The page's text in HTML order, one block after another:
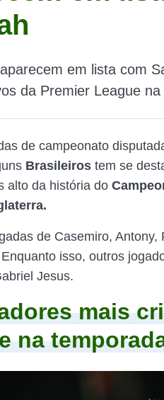
em lista com
da Premier League
de campeonato
Brasileiros tem se
alto da história do
de Casemiro,
isso, outros
Jesus.
mais
na